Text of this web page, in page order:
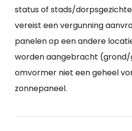
status of stads/
vereist een vergunning
panelen op een andere
worden aangebracht (grond/
omvormer niet een geheel
zonnepaneel.